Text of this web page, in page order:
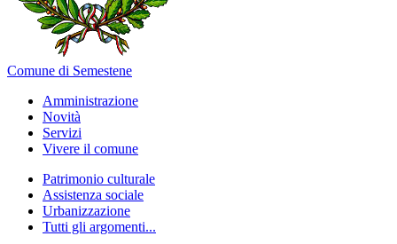
Comune di Semestene
Amministrazione
Novità
Servizi
Vivere il comune
Patrimonio culturale
Assistenza sociale
Urbanizzazione
Tutti gli argomenti...